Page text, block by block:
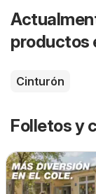
productos
Cinturón
Folletos y